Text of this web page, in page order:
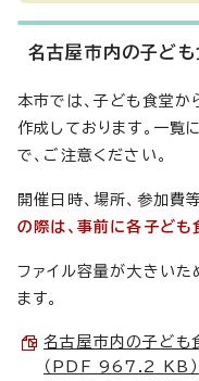
名古屋市内の子ど
本市では、子ども食堂
作成しております。一覧
で、ご注意ください。
開催日時、場所、参加費
の際は、事前に各子ど
ファイル容量が大きいた
ます。
名古屋市内の子ども
（PDF 967.2 KB）